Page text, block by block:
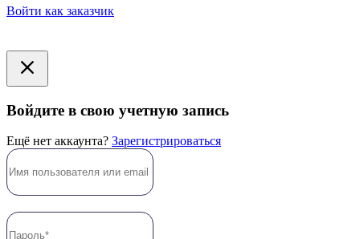
Войти как заказчик
Войдите в свою учетную запись
Ещё нет аккаунта? Зарегистрироваться